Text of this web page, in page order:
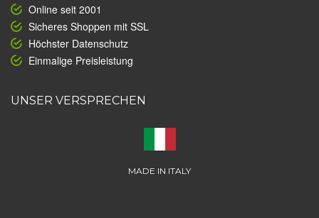
Online seit 2001
Sicheres Shoppen mit SSL
Höchster Datenschutz
Einmalige Preisleistung
UNSER VERSPRECHEN
MADE IN ITALY